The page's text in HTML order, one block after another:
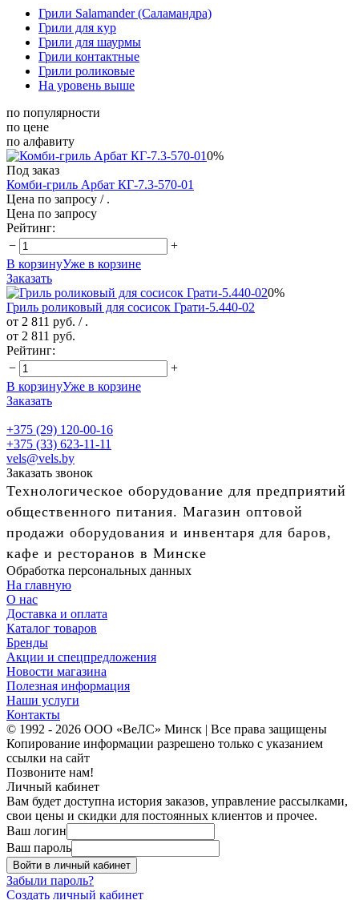
Грили Salamander (Саламандра)
Грили для кур
Грили для шаурмы
Грили контактные
Грили роликовые
На уровень выше
по популярности
по цене
по алфавиту
0%
Под заказ
Комби-гриль Арбат КГ-7.3-570-01
Цена по запросу / .
Цена по запросу
Рейтинг:
−
+
В корзинуУже в корзине
Заказать
0%
Гриль роликовый для сосисок Грати-5.440-02
от 2 811 руб. / .
от 2 811 руб.
Рейтинг:
−
+
В корзинуУже в корзине
Заказать
+375 (29) 120-00-16
+375 (33) 623-11-11
vels@vels.by
Заказать звонок
Технологическое оборудование для предприятий
общественного питания. Магазин оптовой
продажи оборудования и инвентаря для баров,
кафе и ресторанов в Минске
Обработка персональных данных
На главную
О нас
Доставка и оплата
Каталог товаров
Бренды
Акции и спецпредложения
Новости магазина
Полезная информация
Наши услуги
Контакты
© 1992 - 2026 ООО «ВеЛС» Минск | Все права защищены
Копирование информации разрешено только с указанием
ссылки на сайт
Позвоните нам!
Личный кабинет
Вам будет доступна история заказов, управление рассылками,
свои цены и скидки для постоянных клиентов и прочее.
Ваш логин
Ваш пароль
Войти в личный кабинет
Забыли пароль?
Создать личный кабинет